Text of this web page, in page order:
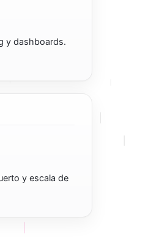
y dashboards.
y escala de